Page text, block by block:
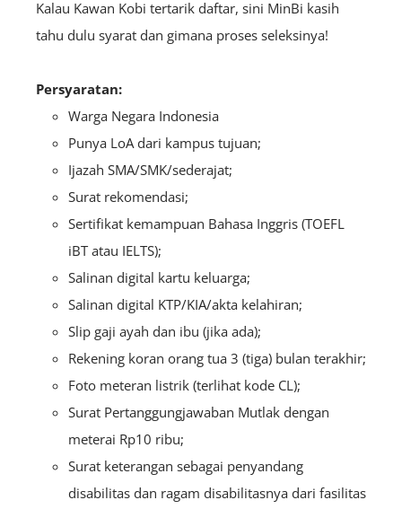
Kalau Kawan Kobi tertarik daftar, sini MinBi kasih
tahu dulu syarat dan gimana proses seleksinya!
Persyaratan:
Warga Negara Indonesia
Punya LoA dari kampus tujuan;
Ijazah SMA/SMK/sederajat;
Surat rekomendasi;
Sertifikat kemampuan Bahasa Inggris (TOEFL
iBT atau IELTS);
Salinan digital kartu keluarga;
Salinan digital KTP/KIA/akta kelahiran;
Slip gaji ayah dan ibu (jika ada);
Rekening koran orang tua 3 (tiga) bulan terakhir;
Foto meteran listrik (terlihat kode CL);
Surat Pertanggungjawaban Mutlak dengan
meterai Rp10 ribu;
Surat keterangan sebagai penyandang
disabilitas dan ragam disabilitasnya dari fasilitas